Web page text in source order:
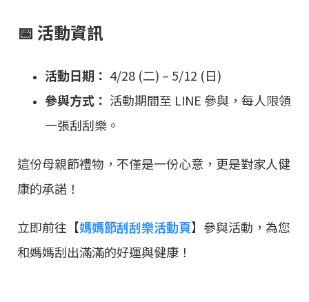
📅 活動資訊
活動日期： 4/28 (二) – 5/12 (日)
參與方式： 活動期間至 LINE 參與，每人限領
一張刮刮樂。
這份母親節禮物，不僅是一份心意，更是對家人健
康的承諾！
立即前往【媽媽節刮刮樂活動頁】參與活動，為您
和媽媽刮出滿滿的好運與健康！